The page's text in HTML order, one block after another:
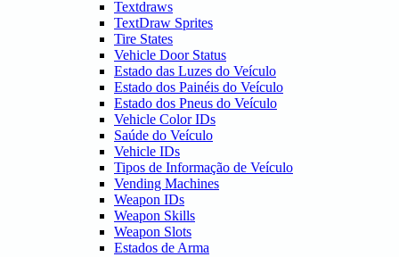
Textdraws
TextDraw Sprites
Tire States
Vehicle Door Status
Estado das Luzes do Veículo
Estado dos Painéis do Veículo
Estado dos Pneus do Veículo
Vehicle Color IDs
Saúde do Veículo
Vehicle IDs
Tipos de Informação de Veículo
Vending Machines
Weapon IDs
Weapon Skills
Weapon Slots
Estados de Arma